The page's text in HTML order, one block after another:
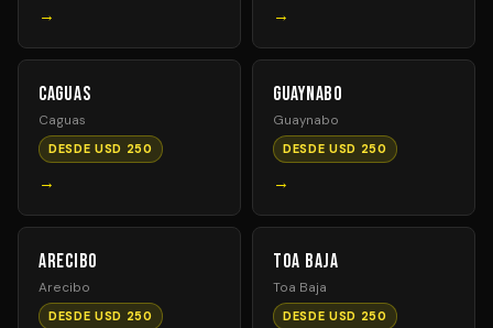
→ →
Caguas
Caguas
DESDE USD 250
→
Guaynabo
Guaynabo
DESDE USD 250
→
Arecibo
Arecibo
DESDE USD 250
Toa Baja
Toa Baja
DESDE USD 250